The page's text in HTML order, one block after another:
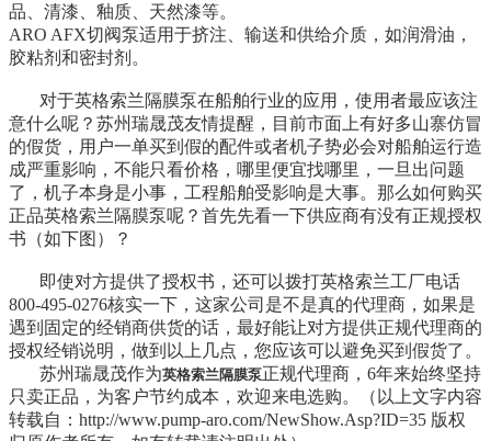
品、清漆、釉质、天然漆等。
ARO AFX切阀泵适用于挤注、输送和供给介质，如润滑油，
胶粘剂和密封剂。
对于英格索兰隔膜泵在船舶行业的应用，使用者最应该注
意什么呢？苏州瑞晟茂友情提醒，目前市面上有好多山寨仿冒
的假货，用户一单买到假的配件或者机子势必会对船舶运行造
成严重影响，不能只看价格，哪里便宜找哪里，一旦出问题
了，机子本身是小事，工程船舶受影响是大事。那么如何购买
正品英格索兰隔膜泵呢？首先先看一下供应商有没有正规授权
书（如下图）？
即使对方提供了授权书，还可以拨打英格索兰工厂电话
800-495-0276核实一下，这家公司是不是真的代理商，如果是
遇到固定的经销商供货的话，最好能让对方提供正规代理商的
授权经销说明，做到以上几点，您应该可以避免买到假货了。
苏州瑞晟茂作为英格索兰隔膜泵正规代理商，6年来始终坚持
只卖正品，为客户节约成本，欢迎来电选购。（以上文字内容
转载自： http://www.pump-aro.com/NewShow.Asp?ID=35 版权